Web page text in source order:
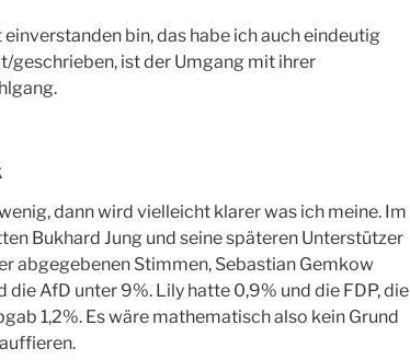
bin, das habe ich auch eindeutig
geschrieben, ist der Umgang mit ihrer
dann wird vielleicht klarer was ich meine. Im
Bukhard Jung und seine späteren Unterstützer
abgegebenen Stimmen, Sebastian Gemkow
die AfD unter 9%. Lily hatte 0,9% und die FDP, die
1,2%. Es wäre mathematisch also kein Grund